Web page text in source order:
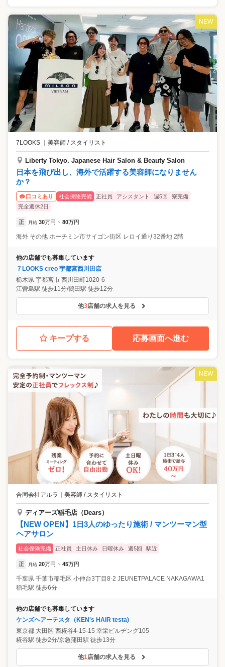
NEW
7LOOKS 美容師 / スタイリスト
Liberty Tokyo. Japanese Hair Salon & Beauty Salon
日本を飛び出し、海外で活躍する美容師になりません
か？
口コミあり 社会保険完備 正社員 アシスタント 週5回
寮完備
完全週休2日
正 月給 30万円 ~ 80万円
海外 その他 ホーチミン市サイゴン街区 レロイ通り32番地 2階
他の店舗でも募集しています
７LOOKS creo 宇都宮西川田店
栃木県 宇都宮市 西川田町1020-6
江曽島駅 徒歩11分/鶴田駅 徒歩12分
他3店舗の求人を見る
キープする 応募画面へ進む
NEW
合同会社アルラ 美容師 / スタイリスト
ディアーズ稲毛店（Dears）
【NEW OPEN】1日3人のゆったり施術 / マンツーマン型
ヘアサロン
社会保険完備 正社員 土日休み 日曜休み 週5回 駅近
正 月給 20万円 ~ 45万円
千葉県 千葉市稲毛区 小仲台3丁目8-2 JEUNETPALACE NAKAGAWA1
稲毛駅 徒歩6分
他の店舗でも募集しています
ケンズヘアーテスタ（KEN's HAIR testa)
東京都 大田区 西糀谷4-15-15 幸栄ビルヂング105
糀谷駅 徒歩2分/京急蒲田駅 徒歩13分
他1店舗の求人を見る